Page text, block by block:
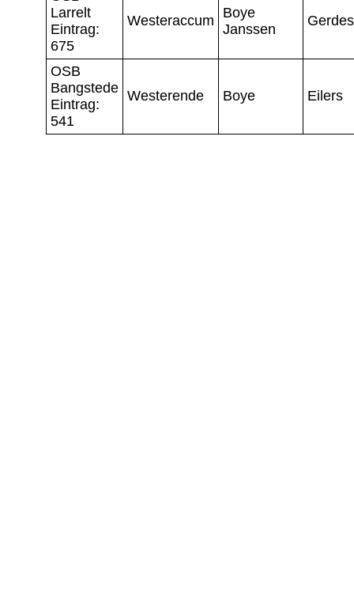
Larrelt
Eintrag:
675
Westeraccum
Boye
Janssen
Gerdes
OSB
Bangstede
Eintrag:
541
Westerende Boye Eilers